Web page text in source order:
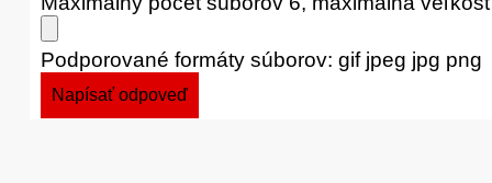
Podporované formáty súborov: gif jpeg jpg png